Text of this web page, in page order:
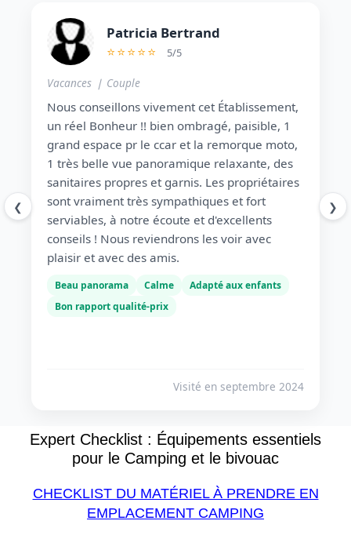
❮
Patricia Bertrand
⭐⭐⭐⭐⭐ 5/5
Vacances ❘ Couple
Nous conseillons vivement cet Établissement,
un réel Bonheur !! bien ombragé, paisible, 1
grand espace pr le ccar et la remorque moto,
1 très belle vue panoramique relaxante, des
sanitaires propres et garnis. Les propriétaires
sont vraiment très sympathiques et fort
serviables, à notre écoute et d'excellents
conseils ! Nous reviendrons les voir avec
plaisir et avec des amis.
Beau panorama Calme
Adapté aux enfants
Bon rapport qualité-prix
Visité en septembre 2024
❯
Expert Checklist : Équipements essentiels
pour le Camping et le bivouac
CHECKLIST DU MATÉRIEL À PRENDRE EN
EMPLACEMENT CAMPING